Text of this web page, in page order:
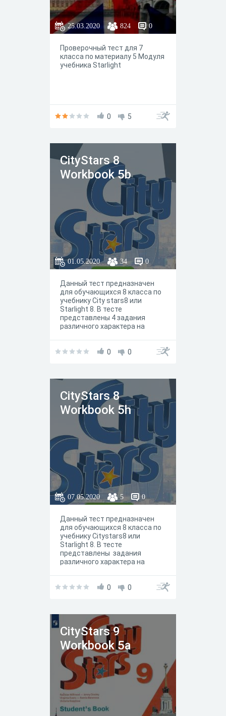
25.03.2020 824 0
Проверочный тест для 7
класса по материалу 5 Модуля
учебникa Starlight
0 5
СityStars 8
Workbook 5b
01.05.2020 34 0
Данный тест предназначен
для обучающихся 8 класса по
учебнику City stars8 или
Starlight 8. В тесте
представлены 4 задания
различного характера на
5b. По сути, задания
тетради.
0 0
СityStars 8
Workbook 5h
07.05.2020 5 0
Данный тест предназначен
для обучающихся 8 класса по
учебнику Citystars8 или
Starlight 8. В тесте
представлены задания
различного характера на
5h Language & Grammer. По
рабочей тетради.
0 0
СityStars 9
Workbook 5a